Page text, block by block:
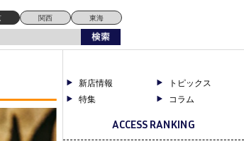
関西 東海
新店情報
トピックス
特集
コラム
ACCESS RANKING